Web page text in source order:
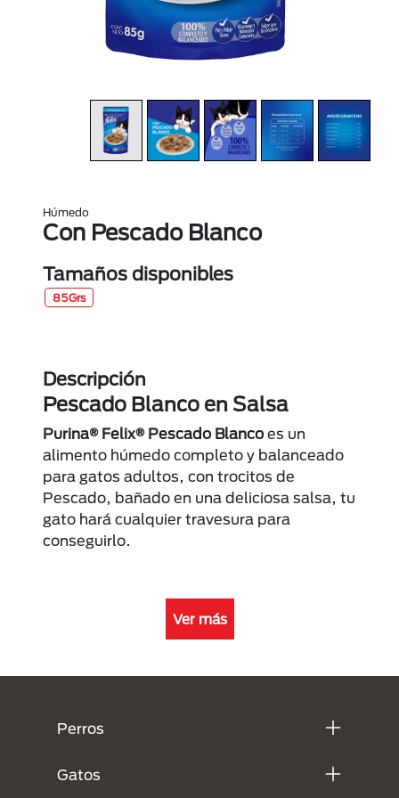
Húmedo
Con Pescado Blanco
Tamaños disponibles
85Grs
Descripción
Pescado Blanco en Salsa
Purina® Felix® Pescado Blanco es un
alimento húmedo completo y balanceado
para gatos adultos, con trocitos de
Pescado, bañado en una deliciosa salsa, tu
gato hará cualquier travesura para
conseguirlo.
Ver más
Perros
Gatos